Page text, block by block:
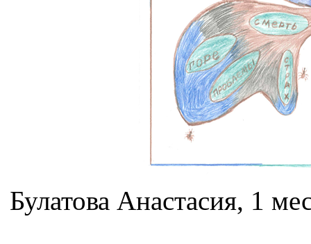
Булатова Анастасия, 1